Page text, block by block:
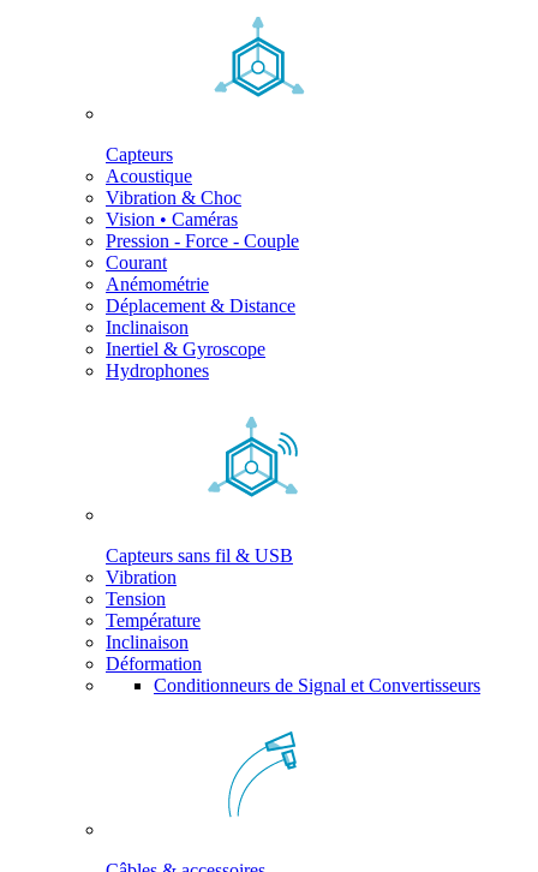
Capteurs
Acoustique
Vibration & Choc
Vision • Caméras
Pression - Force - Couple
Courant
Anémométrie
Déplacement & Distance
Inclinaison
Inertiel & Gyroscope
Hydrophones
Capteurs sans fil & USB
Vibration
Tension
Température
Inclinaison
Déformation
Conditionneurs de Signal et Convertisseurs